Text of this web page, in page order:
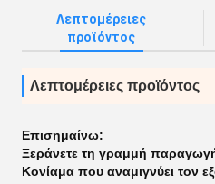
Λεπτομέρειες
προϊόντος
Λεπτομέρειες προϊόντος
Επισημαίνω:
Ξεράνετε τη γραμμή
Κονίαμα που αναμιγνύει τον